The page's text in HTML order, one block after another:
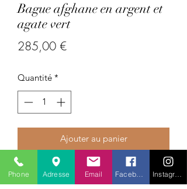
Bague afghane en argent et
agate vert
285,00 €Prix
Quantité *
Ajouter au panier
Pays : Afghanistan
Pierres précieuses :agate verte
Phone Adresse Email